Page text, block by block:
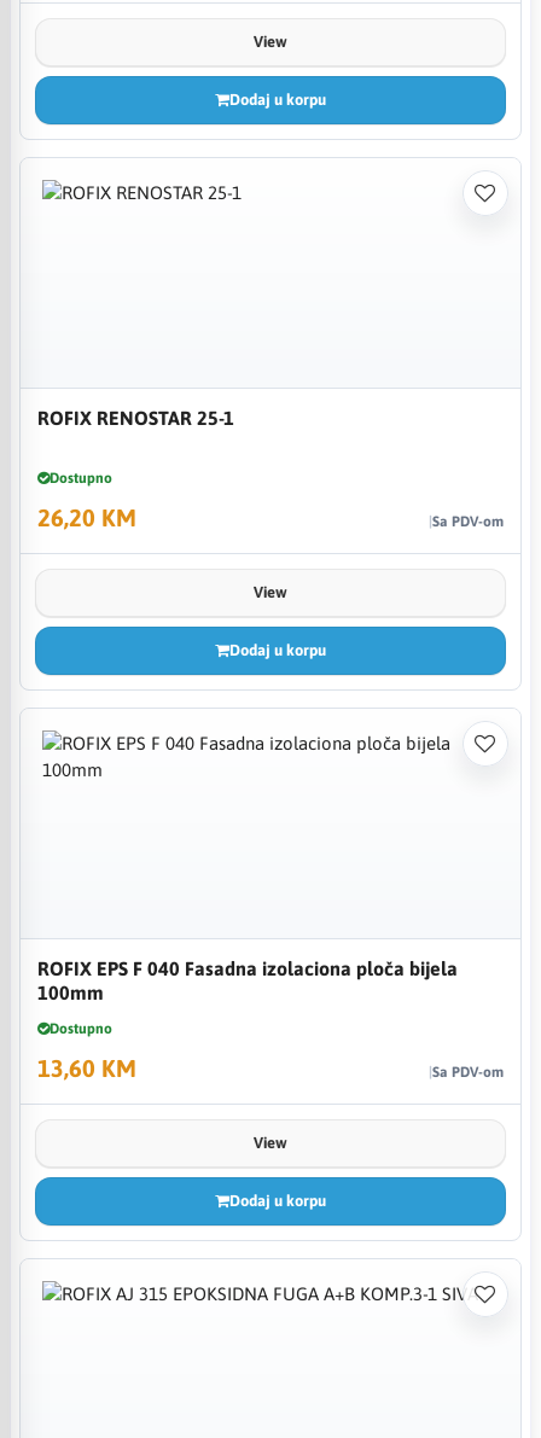
View
Dodaj u korpu
ROFIX RENOSTAR 25-1
Dostupno
26,20 KM Sa PDV-om
View
Dodaj u korpu
ROFIX EPS F 040 Fasadna izolaciona ploča bijela
100mm
Dostupno
13,60 KM Sa PDV-om
View
Dodaj u korpu